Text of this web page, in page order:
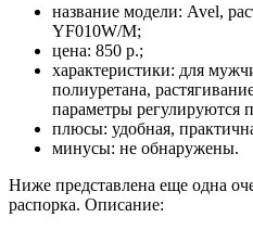
название модели: Avel,
YF010W/M;
цена: 850 р.;
характеристики: для
полиуретана,
параметры регулируются
плюсы: удобная,
минусы: не обнаружены.
Ниже представлена еще одна
распорка. Описание: